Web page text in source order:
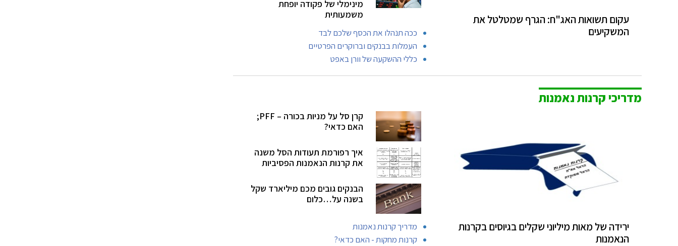
עקום תשואות האג"ח: הגרף שמטלטל את
המשקיעים
מינימלי של פקודה יופחת
משמעותית
ככה תנהלו את הכסף שלכם לבד
העמלות בבנקים וברוקרים הפרטיים
כללי ההשקעה של וורן באפט
מדריכי קרנות נאמנות
ירידה של מאות מיליוני שקלים בגיוסים בקרנות
הנאמנות
קרן סל על מניות בכורה – PFF;
האם כדאי?
איך רפורמת תעודות הסל משנה
את קרנות הנאמנות הפסיביות
הבנקים גובים מכם מיליארד שקל
בשנה על…כלום
מדריך קרנות נאמנות
קרנות מחקות - האם כדאי?